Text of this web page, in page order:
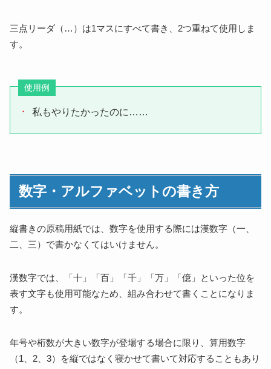
三点リーダ（…）は1マスにすべて書き、2つ重ねて使用しま
す。
使用例
私もやりたかったのに……
数字・アルファベットの書き方
縦書きの原稿用紙では、数字を使用する際には漢数字（一、
二、三）で書かなくてはいけません。
漢数字では、「十」「百」「千」「万」「億」といった位を
表す文字も使用可能なため、組み合わせて書くことになりま
す。
年号や桁数が大きい数字が登場する場合に限り、算用数字
（1、2、3）を縦ではなく寝かせて書いて対応することもあり